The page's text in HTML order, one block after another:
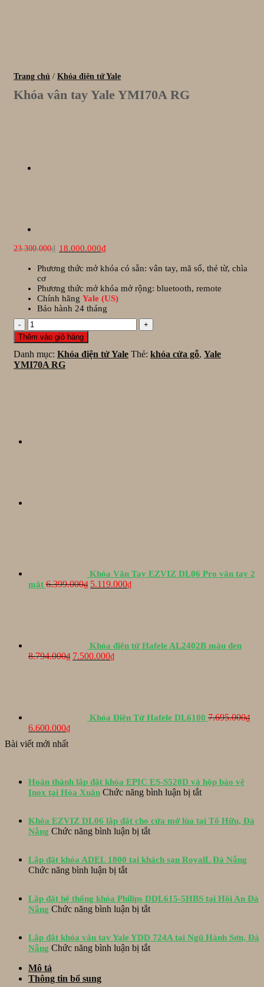
Trang chủ / Khóa điện tử Yale
Khóa vân tay Yale YMI70A RG
23.300.000₫
Giá
gốc
23.300.000₫.
18.000.000₫Giá
hiện
tại
là:
18.000.000₫.
Phương thức mở khóa có sẵn: vân tay, mã số, thẻ từ, chìa
cơ
Phương thức mở khóa mở rộng: bluetooth, remote
Chính hãng Yale (US)
Bảo hành 24 tháng
Khóa
vân
tay
Yale
YMI70A
Thêm vào giỏ hàng
Danh mục: Khóa điện tử Yale Thẻ: khóa cửa gỗ, Yale
YMI70A RG
Khóa Vân Tay EZVIZ DL06 Pro vân tay 2
mặt 6.399.000₫ Giá
5.119.000₫Giá
Khóa điện tử Hafele AL2402B màu đen
8.794.000₫ Giá
7.500.000₫Giá
Khóa Điện Tử Hafele DL6100 7.695.000₫
Giá
gốc
là:
6.600.000₫Giá
Bài viết mới nhất
Hoàn thành lắp đặt khóa EPIC ES-S520D và hộp bảo vệ
Inox tại Hòa Xuân Chức năng bình luận bị tắtở
lắp
EPIC
ES-
hộp
tại
Khóa EZVIZ DL06 lắp đặt cho cửa mở lùa tại Tố Hữu, Đà
Nẵng Chức năng bình luận bị tắtở
DL06
cho
cửa
mở
tại
Tố
Lắp đặt khóa ADEL 1800 tại khách sạn RoyalL Đà Nẵng
Chức năng bình luận bị tắtở
khóa
ADEL
tại
khách
sạn
Lắp đặt hệ thống khóa Philips DDL615-5HBS tại Hội An Đà
Nẵng Chức năng bình luận bị tắtở
hệ
thống
Lắp đặt khóa vân tay Yale YDD 724A tại Ngũ Hành Sơn, Đà
Nẵng Chức năng bình luận bị tắtở
Mô tả
Thông tin bổ sung